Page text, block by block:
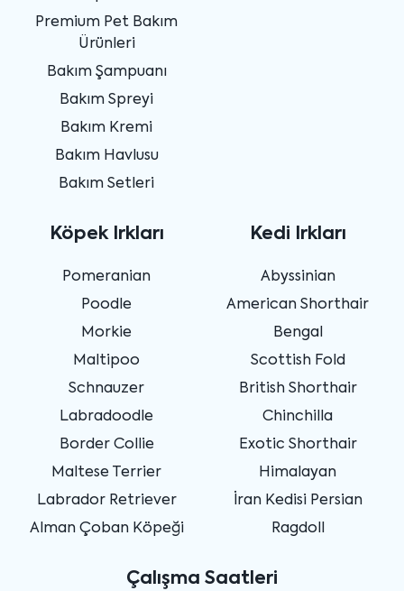
Premium Pet Bakım
Ürünleri
Bakım Şampuanı
Bakım Spreyi
Bakım Kremi
Bakım Havlusu
Bakım Setleri
Köpek Irkları
Pomeranian
Poodle
Morkie
Maltipoo
Schnauzer
Labradoodle
Border Collie
Maltese Terrier
Labrador Retriever
Alman Çoban Köpeği
Kedi Irkları
Abyssinian
American Shorthair
Bengal
Scottish Fold
British Shorthair
Chinchilla
Exotic Shorthair
Himalayan
İran Kedisi Persian
Ragdoll
Çalışma Saatleri